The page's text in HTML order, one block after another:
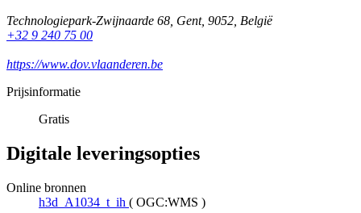
Technologiepark-Zwijnaarde 68, Gent, 9052, België
+32 9 240 75 00
https://www.dov.vlaanderen.be
Prijsinformatie
Gratis
Digitale leveringsopties
Online bronnen
h3d_A1034_t_ih ( OGC:WMS )